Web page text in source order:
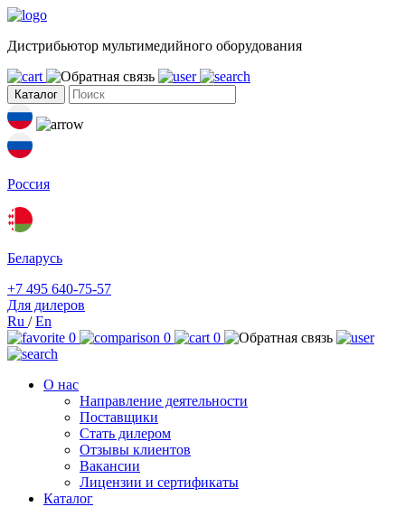
Дистрибьютор мультимедийного оборудования
Каталог
Россия
Беларусь
+7 495 640-75-57
Для дилеров
Ru /En
0
0 0
О нас
Направление деятельности
Поставщики
Стать дилером
Отзывы клиентов
Вакансии
Лицензии и сертификаты
Каталог